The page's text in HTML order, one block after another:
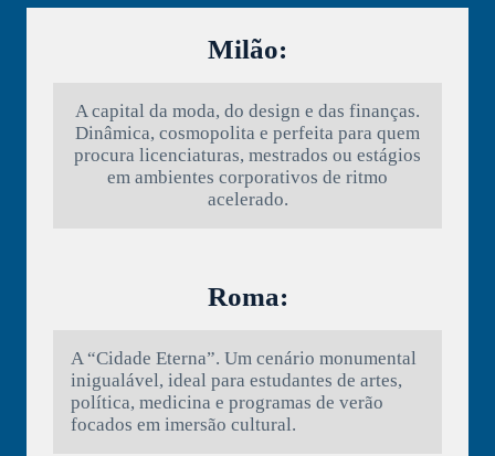
Milão:
A capital da moda, do design e das finanças.
Dinâmica, cosmopolita e perfeita para quem
procura licenciaturas, mestrados ou estágios
em ambientes corporativos de ritmo
acelerado.
Roma:
A “Cidade Eterna”. Um cenário monumental
inigualável, ideal para estudantes de artes,
política, medicina e programas de verão
focados em imersão cultural.